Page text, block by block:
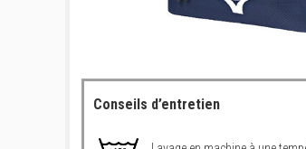
Conseils d’entretien